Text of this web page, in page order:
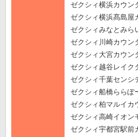
ゼクシィ横浜カウン
ゼクシィ横浜髙島屋
ゼクシィみなとみら
ゼクシィ川崎カウン
ゼクシィ大宮カウン
ゼクシィ越谷レイク
ゼクシィ千葉センシ
ゼクシィ船橋ららぽ
ゼクシィ柏マルイカ
ゼクシィ高崎イオン
ゼクシィ宇都宮駅前